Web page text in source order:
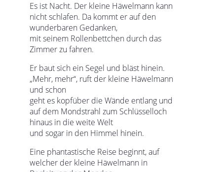
Es ist Nacht. Der kleine Häwelmann kann
nicht schlafen. Da kommt er auf den
wunderbaren Gedanken,
mit seinem Rollenbettchen durch das
Zimmer zu fahren.
Er baut sich ein Segel und bläst hinein.
„Mehr, mehr“, ruft der kleine Häwelmann
und schon
geht es kopfüber die Wände entlang und
auf dem Mondstrahl zum Schlüsselloch
hinaus in die weite Welt
und sogar in den Himmel hinein.
Eine phantastische Reise beginnt, auf
welcher der kleine Häwelmann in